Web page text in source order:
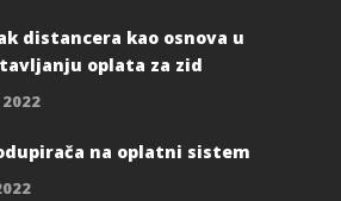
distancera kao osnova u
oplata za zid
na oplatni sistem